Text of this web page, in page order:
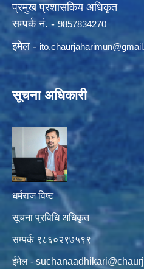
प्रमुख प्रशासकिय अधिकृत
सम्पर्क नं. - 9857834270
इमेल - ito.chaurjaharimun@
सूचना अधिकारी
धर्मराज विष्ट
सूचना प्रविधि अधिकृत
सम्पर्क ९८६०२९७५९९
ईमेल -